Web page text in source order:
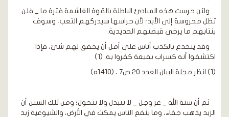
ولئن حرست هذه المبادئ الباطلة بالقوة الغاشمة فترة ما _ فلن
تظل محروسة إلى الأبد؛ لأن حراسها سيدركهم التعب، وسوف
ينتابهم ما يرخى قبضتهم الحديدية.
وقد ينخدع بالكذب أناس على أمل أن يحقق لهم شئ، فإذا
اكتشفوا أنه كسراب بقيعة كفروا به. (1)
(1) انظر مجلة البيان العدد 20 ص7 ، (1410ه).
ثم أن سنة الله _ عز وجل _ لا تتبدل ولا تتحول؛ ومن تلك السنن أن
الزبد يذهب جفاء، وما ينفع الناس يمكث في الأرض، والشيوعية زبد